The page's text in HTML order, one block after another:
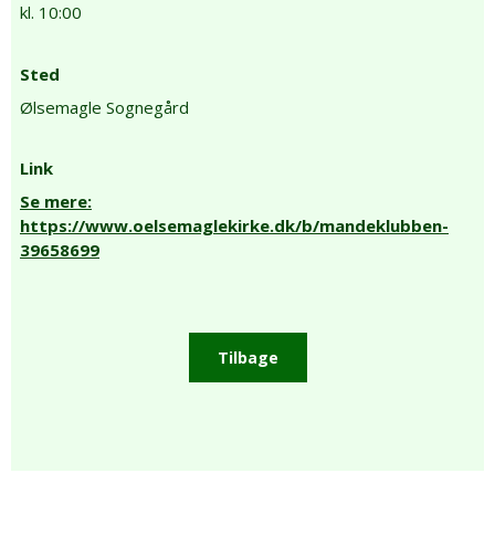
kl. 10:00
Sted
Ølsemagle Sognegård
Link
Se mere:
https://www.oelsemaglekirke.dk/b/mandeklubben-
39658699
Tilbage